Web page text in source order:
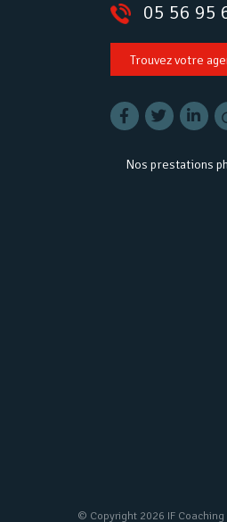
Nos prestations
05 56 95
Trouvez votre
© Copyright 2026 IF Coaching